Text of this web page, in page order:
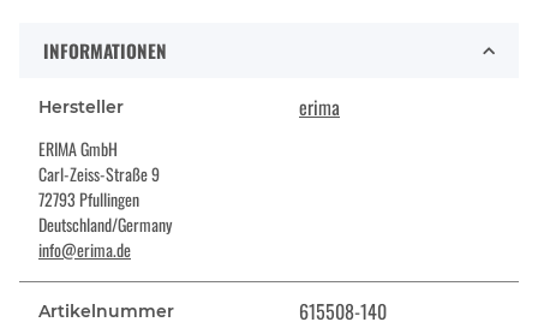
INFORMATIONEN
Hersteller erima
ERIMA GmbH
Carl-Zeiss-Straße 9
72793 Pfullingen
Deutschland/Germany
info@erima.de
Artikelnummer 615508-140